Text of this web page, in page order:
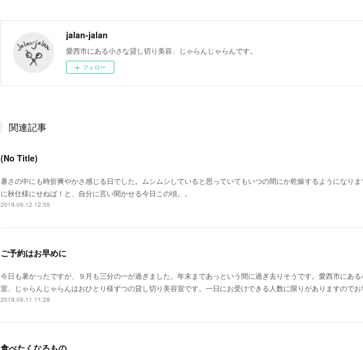
jalan-jalan
愛西市にある小さな貸し切り美容、じゃらんじゃらんです。
フォロー
関連記事
(No Title)
暑さの中にも時折爽やかさ感じる日でした。ムシムシしていると思っていてもいつの間にか乾燥するようになり
に秋仕様にせねば！と、自分に言い聞かせる今日この頃。。
2019.09.12 12:55
ご予約はお早めに
今日も暑かったですが、９月も三分の一が過ぎました。年末まであっという間に過ぎ去りそうです。愛西市にあ
室、じゃらんじゃらんはおひとり様ずつの貸し切り美容室です。一日にお受けできる人数に限りがありますので
2019.09.11 11:28
食べたくなるもの